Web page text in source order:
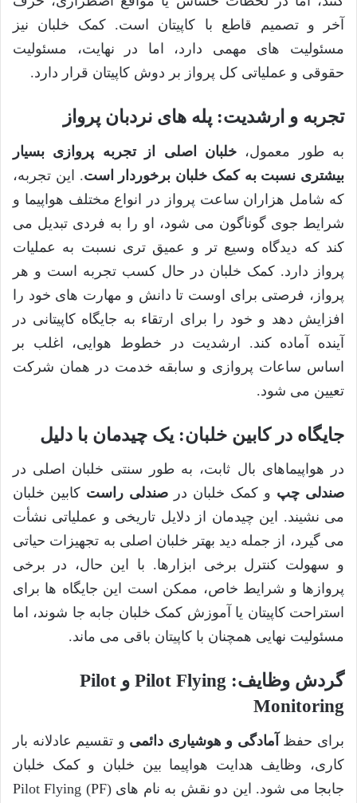
آخر و تصمیم قاطع با کاپیتان است. کمک خلبان نیز
مسئولیت های مهمی دارد، اما در نهایت، مسئولیت
حقوقی و عملیاتی کل پرواز بر دوش کاپیتان قرار دارد.
تجربه و ارشدیت: پله های نردبان پرواز
به طور معمول،خلبان اصلی از تجربه پروازی بسیار
بیشتری نسبت به کمک خلبان برخوردار است. این تجربه،
که شامل هزاران ساعت پرواز در انواع مختلف هواپیما و
شرایط جوی گوناگون می شود، او را به فردی تبدیل می
کند که دیدگاه وسیع تر و عمیق تری نسبت به عملیات
پرواز دارد. کمک خلبان در حال کسب تجربه است و هر
پرواز، فرصتی برای اوست تا دانش و مهارت های خود را
افزایش دهد و خود را برای ارتقاء به جایگاه کاپیتانی در
آینده آماده کند. ارشدیت در خطوط هوایی، اغلب بر
اساس ساعات پروازی و سابقه خدمت در همان شرکت
تعیین می شود.
جایگاه در کابین خلبان: یک چیدمان با دلیل
در هواپیماهای بال ثابت، به طور سنتی خلبان اصلی در
صندلی چپ و کمک خلبان در صندلی راست کابین خلبان
می نشیند. این چیدمان از دلایل تاریخی و عملیاتی نشأت
می گیرد، از جمله دید بهتر خلبان اصلی به تجهیزات حیاتی
و سهولت کنترل برخی ابزارها. با این حال، در برخی
پروازها و شرایط خاص، ممکن است این جایگاه ها برای
استراحت کاپیتان یا آموزش کمک خلبان جابه جا شوند، اما
مسئولیت نهایی همچنان با کاپیتان باقی می ماند.
گردش وظایف: Pilot Flying و Pilot
Monitoring
برای حفظ آمادگی و هوشیاری دائمی و تقسیم عادلانه بار
کاری، وظایف هدایت هواپیما بین خلبان و کمک خلبان
جابجا می شود. این دو نقش به نام های Pilot Flying (PF)